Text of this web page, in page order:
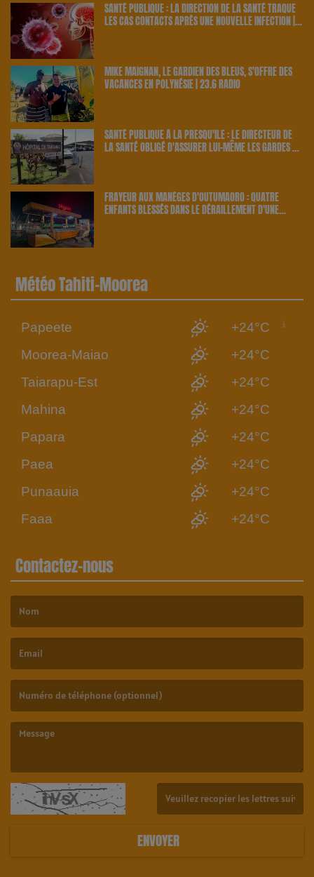
SANTÉ PUBLIQUE : LA DIRECTION DE LA SANTÉ TRAQUE
LES CAS CONTACTS APRÈS UNE NOUVELLE INFECTION |
MIKE MAIGNAN, LE GARDIEN DES BLEUS, S'OFFRE DES
VACANCES EN POLYNÉSIE | 23.6 RADIO
SANTÉ PUBLIQUE À LA PRESQU'ÎLE : LE DIRECTEUR DE
LA SANTÉ OBLIGÉ D'ASSURER LUI-MÊME LES GARDES À
FRAYEUR AUX MANÈGES D'OUTUMAORO : QUATRE
ENFANTS BLESSÉS DANS LE DÉRAILLEMENT D'UNE
Météo Tahiti-Moorea
Papeete
+24°C
Moorea-Maiao
+24°C
Taiarapu-Est
+24°C
Mahina
+24°C
Papara
+24°C
Paea
+24°C
Punaauia
+24°C
Faaa
+24°C
Contactez-nous
ENVOYER